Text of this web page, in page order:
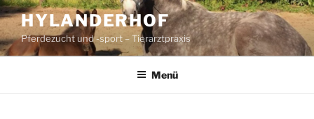
Zum
Inhalt
springen
HYLANDERHOF
Pferdezucht und -sport – Tierarztpraxis
Menü